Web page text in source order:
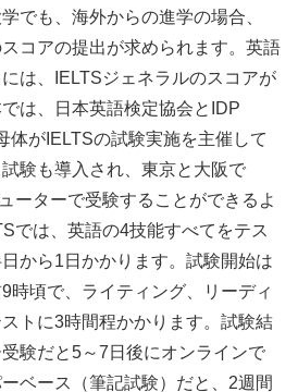
でも、海外からの進学の場合、
コアの提出が求められます。英語
は、IELTSジェネラルのスコアが
は、日本英語検定協会とIDP
体がIELTSの試験実施を主催して
験も導入され、東京と大阪で
ーターで受験することができるよ
では、英語の4技能すべてをテス
から1日かかります。試験開始は
時頃で、ライティング、リーディ
トに3時間程かかります。試験結
験だと5～7日後にオンラインで
ベース（筆記試験）だと、2週間